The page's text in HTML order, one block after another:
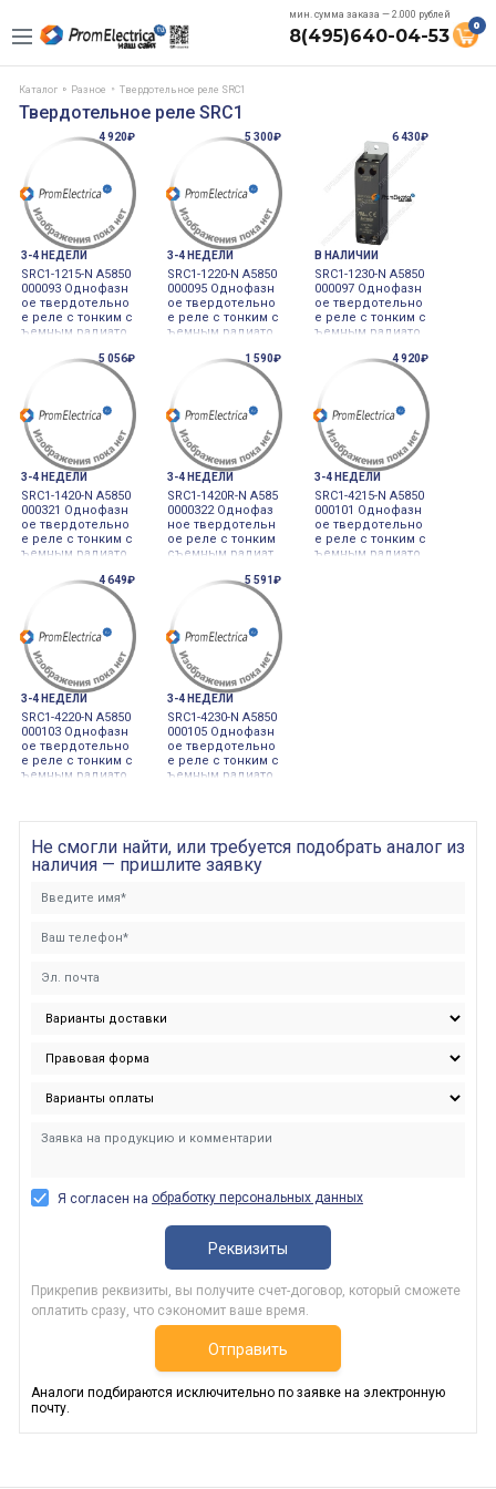
мин. сумма заказа — 2.000 рублей
8(495)640-04-53 0
Каталог Разное Твердотельное реле SRC1
Твердотельное реле SRC1
4 920₽
3-4 НЕДЕЛИ
SRC1-1215-N A5850
000093 Однофазн
ое твердотельно
е реле с тонким с
ъемным радиато
0VAC 15A(ZC)
5 300₽
3-4 НЕДЕЛИ
SRC1-1220-N A5850
000095 Однофазн
ое твердотельно
е реле с тонким с
ъемным радиато
0VAC 20A(ZC)
6 430₽
В НАЛИЧИИ
SRC1-1230-N A5850
000097 Однофазн
ое твердотельно
е реле с тонким с
ъемным радиато
0VAC 30A(ZC)
5 056₽
3-4 НЕДЕЛИ
SRC1-1420-N A5850
000321 Однофазн
ое твердотельно
е реле с тонким с
ъемным радиато
1 590₽
3-4 НЕДЕЛИ
SRC1-1420R-N A585
0000322 Однофаз
ное твердотельн
ое реле с тонким
съемным радиат
4 920₽
3-4 НЕДЕЛИ
SRC1-4215-N A5850
000101 Однофазн
ое твердотельно
е реле с тонким с
ъемным радиато
4 649₽
3-4 НЕДЕЛИ
SRC1-4220-N A5850
000103 Однофазн
ое твердотельно
е реле с тонким с
ъемным радиато
5 591₽
3-4 НЕДЕЛИ
SRC1-4230-N A5850
000105 Однофазн
ое твердотельно
е реле с тонким с
ъемным радиато
Не смогли найти, или требуется подобрать аналог из
наличия — пришлите заявку
Я согласен на обработку персональных данных
Реквизиты
Прикрепив реквизиты, вы получите счет-договор, который сможете
оплатить сразу, что сэкономит ваше время.
Отправить
Аналоги подбираются исключительно по заявке на электронную
почту.